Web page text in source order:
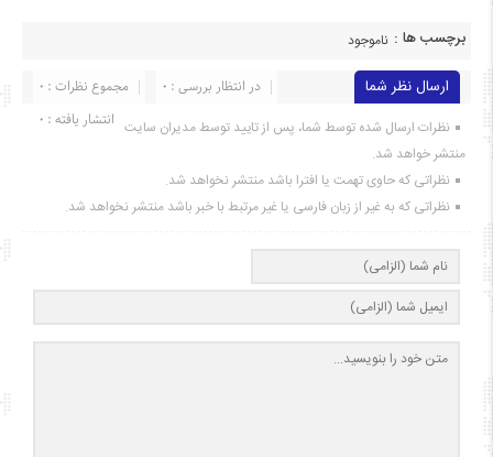
برچسب ها : ناموجود
ارسال نظر شما مجموع نظرات : 0
در انتظار بررسی : 0
انتشار یافته : ۰ نظرات ارسال شده توسط شما، پس از تایید توسط مدیران سایت
منتشر خواهد شد.
نظراتی که حاوی تهمت یا افترا باشد منتشر نخواهد شد.
نظراتی که به غیر از زبان فارسی یا غیر مرتبط با خبر باشد منتشر نخواهد شد.